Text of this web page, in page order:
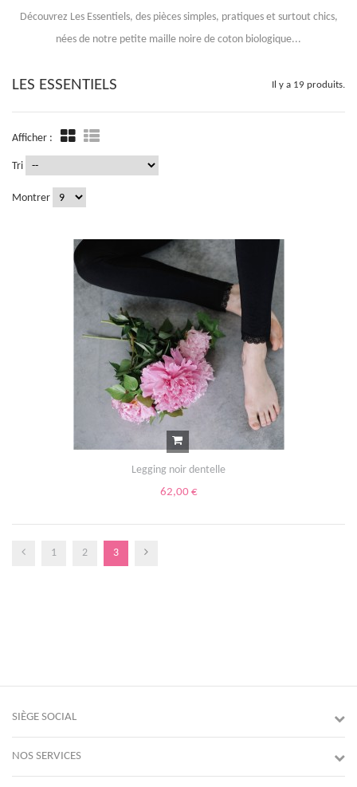
Découvrez Les Essentiels, des pièces simples, pratiques et surtout chics,
nées de notre petite maille noire de coton biologique...
LES ESSENTIELS Il y a 19 produits.
Afficher :
Tri
Montrer
Legging noir dentelle
62,00 €
1 2 3
SIÈGE SOCIAL
NOS SERVICES